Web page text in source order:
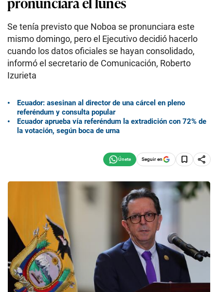
Se tenía previsto que Noboa se pronunciara este
mismo domingo, pero el Ejecutivo decidió hacerlo
cuando los datos oficiales se hayan consolidado,
informó el secretario de Comunicación, Roberto
Izurieta
Ecuador: asesinan al director de una cárcel en pleno
referéndum y consulta popular
Ecuador aprueba vía referéndum la extradición con 72% de
la votación, según boca de urna
Seguir en